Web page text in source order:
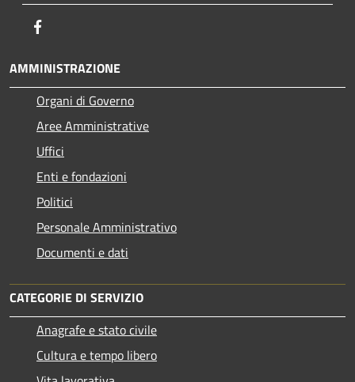
AMMINISTRAZIONE
Organi di Governo
Aree Amministrative
Uffici
Enti e fondazioni
Politici
Personale Amministrativo
Documenti e dati
CATEGORIE DI SERVIZIO
Anagrafe e stato civile
Cultura e tempo libero